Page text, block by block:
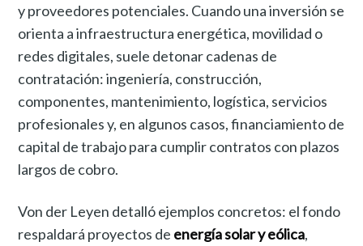
y proveedores potenciales. Cuando una inversión se
orienta a infraestructura energética, movilidad o
redes digitales, suele detonar cadenas de
contratación: ingeniería, construcción,
componentes, mantenimiento, logística, servicios
profesionales y, en algunos casos, financiamiento de
capital de trabajo para cumplir contratos con plazos
largos de cobro.
Von der Leyen detalló ejemplos concretos: el fondo
respaldará proyectos de energía solar y eólica,